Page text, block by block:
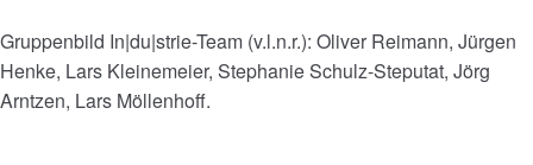
Gruppenbild In|du|strie-Team (v.l.n.r.): Oliver Reimann, Jürgen
Henke, Lars Kleinemeier, Stephanie Schulz-Steputat, Jörg
Arntzen, Lars Möllenhoff.